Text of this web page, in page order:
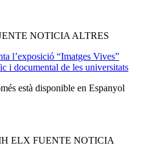
NOTICIA ALTRES
l’exposició “Imatges Vives”
i documental de les universitats
està disponible en Espanyol
ELX FUENTE NOTICIA